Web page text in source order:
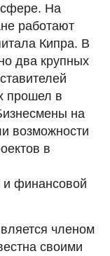
сфере. На
работают
Кипра. В
два крупных
прошел в
на
возможности
в
и финансовой
членом
своими